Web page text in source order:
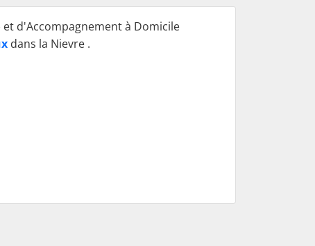
et d'Accompagnement à Domicile
dans la Nievre .